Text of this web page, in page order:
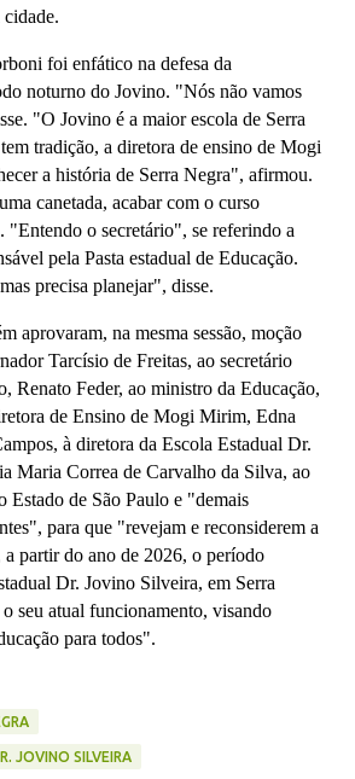
foi enfático na defesa da
noturno do Jovino. "Nós não vamos
"O Jovino é a maior escola de Serra
tradição, a diretora de ensino de Mogi
a história de Serra Negra", afirmou.
canetada, acabar com o curso
o secretário", se referindo a
pela Pasta estadual de Educação.
precisa planejar", disse.
aprovaram, na mesma sessão, moção
Tarcísio de Freitas, ao secretário
Renato Feder, ao ministro da Educação,
de Ensino de Mogi Mirim, Edna
à diretora da Escola Estadual Dr.
Maria Correa de Carvalho da Silva, ao
de São Paulo e "demais
para que "revejam e reconsiderem a
a partir do ano de 2026, o período
Dr. Jovino Silveira, em Serra
seu atual funcionamento, visando
para todos".
JOVINO SILVEIRA